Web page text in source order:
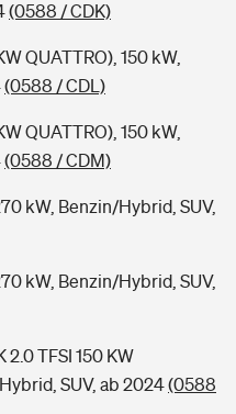
(0588 / CDK)
QUATTRO), 150 kW,
(0588 / CDL)
QUATTRO), 150 kW,
(0588 / CDM)
kW, Benzin/Hybrid, SUV,
kW, Benzin/Hybrid, SUV,
2.0 TFSI 150 KW
SUV, ab 2024(0588